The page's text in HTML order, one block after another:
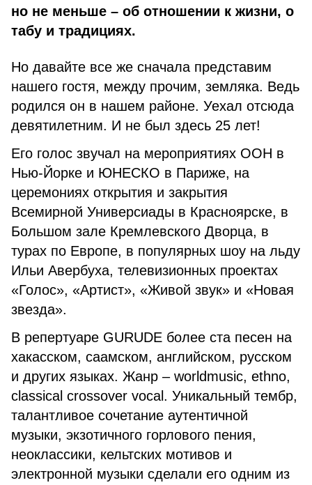
но не меньше – об отношении к жизни, о
табу и традициях.
Но давайте все же сначала представим
нашего гостя, между прочим, земляка. Ведь
родился он в нашем районе. Уехал отсюда
девятилетним. И не был здесь 25 лет!
Его голос звучал на мероприятиях ООН в
Нью-Йорке и ЮНЕСКО в Париже, на
церемониях открытия и закрытия
Всемирной Универсиады в Красноярске, в
Большом зале Кремлевского Дворца, в
турах по Европе, в популярных шоу на льду
Ильи Авербуха, телевизионных проектах
«Голос», «Артист», «Живой звук» и «Новая
звезда».
В репертуаре GURUDE более ста песен на
хакасском, саамском, английском, русском
и других языках. Жанр – worldmusic, ethno,
classical crossover voсal. Уникальный тембр,
талантливое сочетание аутентичной
музыки, экзотичного горлового пения,
неоклассики, кельтских мотивов и
электронной музыки сделали его одним из